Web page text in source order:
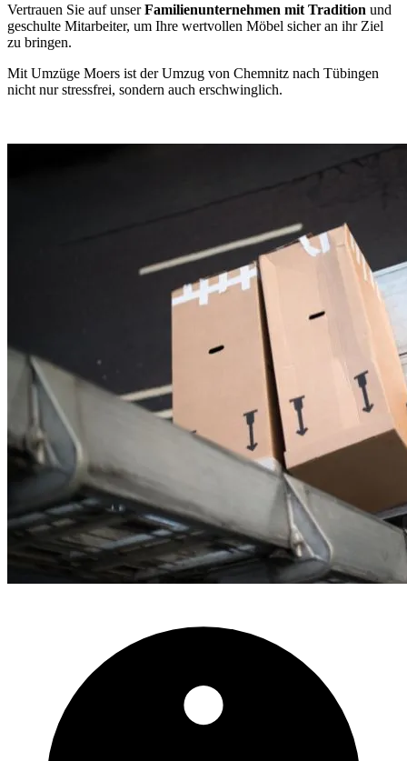
Vertrauen Sie auf unserFamilienunternehmen mit Tradition und
geschulte Mitarbeiter, um Ihre wertvollen Möbel sicher an ihr Ziel
zu bringen.
Mit Umzüge Moers ist der Umzug von Chemnitz nach Tübingen
nicht nur stressfrei, sondern auch erschwinglich.